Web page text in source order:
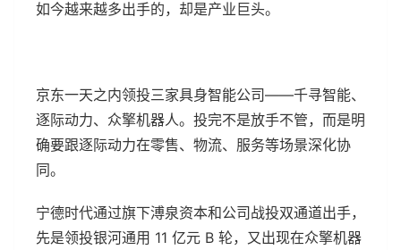
如今越来越多出手的，却是产业巨头。
京东一天之内领投三家具身智能公司——千寻智能、
逐际动力、众擎机器人。投完不是放手不管，而是明
确要跟逐际动力在零售、物流、服务等场景深化协
同。
宁德时代通过旗下溥泉资本和公司战投双通道出手，
先是领投银河通用 11 亿元 B 轮，又出现在众擎机器